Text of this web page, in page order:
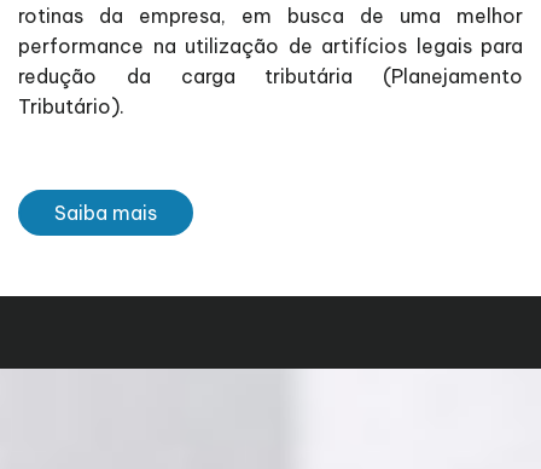
rotinas da empresa, em busca de uma melhor
performance na utilização de artifícios legais para
redução da carga tributária (Planejamento
Tributário).
Saiba mais